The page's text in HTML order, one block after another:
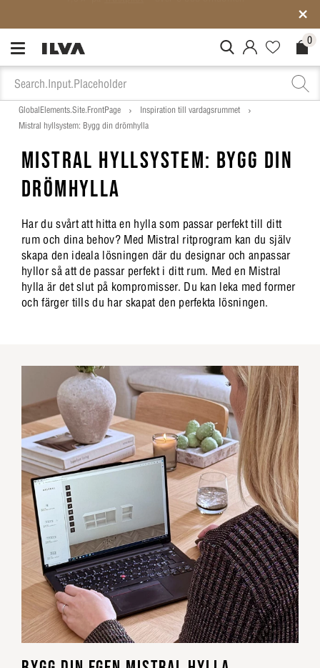
MitIlva.Login 0
GlobalElements.Site.FrontPage
Inspiration till vardagsrummet
Mistral hyllsystem: Bygg din drömhylla
MISTRAL HYLLSYSTEM: BYGG DIN
DRÖMHYLLA
Har du svårt att hitta en hylla som passar perfekt till ditt
rum och dina behov? Med Mistral ritprogram kan du själv
skapa den ideala lösningen där du designar och anpassar
hyllor så att de passar perfekt i ditt rum. Med en Mistral
hylla är det slut på kompromisser. Du kan leka med former
och färger tills du har skapat den perfekta lösningen.